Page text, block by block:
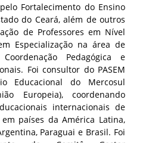
Fortalecimento do Ensino
do Ceará, além de outros
de Professores em Nível
Especialização na área de
Pedagógica e
Foi consultor do PASEM
Educacional do Mercosul
Europeia), coordenando
internacionais de
países da América Latina,
Paraguai e Brasil. Foi